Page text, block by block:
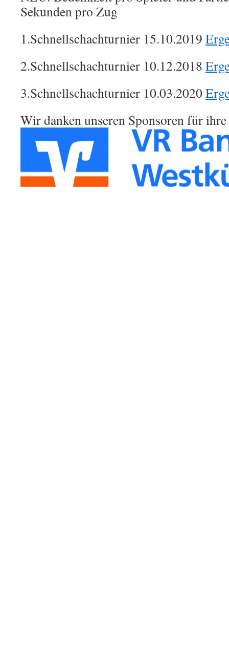
Sekunden pro Zug
1.Schnellschachturnier 15.10.2019
2.Schnellschachturnier 10.12.2018
3.Schnellschachturnier 10.03.2020
Wir danken unseren Sponsoren für